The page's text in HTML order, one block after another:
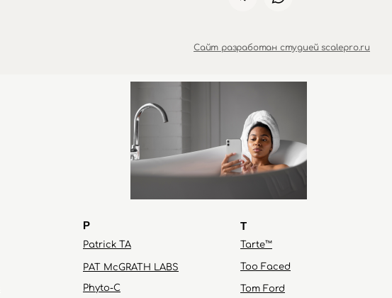
Сайт разработан студией scalepro.ru
Too Faced
ZIELINSKI&ROZEN
Tarte™
Tom Ford
Phyto-C
Patrick TA
P T
PAT McGRATH LABS